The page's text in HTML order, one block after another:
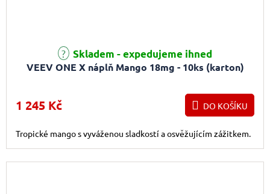
VEEV ONE X náplň Mango 18mg - 10ks (karton)
Skladem - expedujeme ihned
1 245 Kč DO KOŠÍKU
Tropické mango s vyváženou sladkostí a osvěžujícím zážitkem.